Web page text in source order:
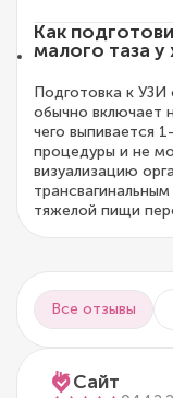
Как
малого таза
Подготовка к УЗИ
обычно включает
чего выпивается
процедуры и не
визуализацию
тяжелой пищи
Все отзывы
Сайт